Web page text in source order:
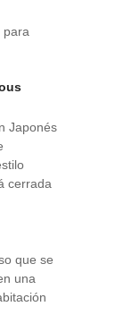
para
Japonés
cerrada
que se
una